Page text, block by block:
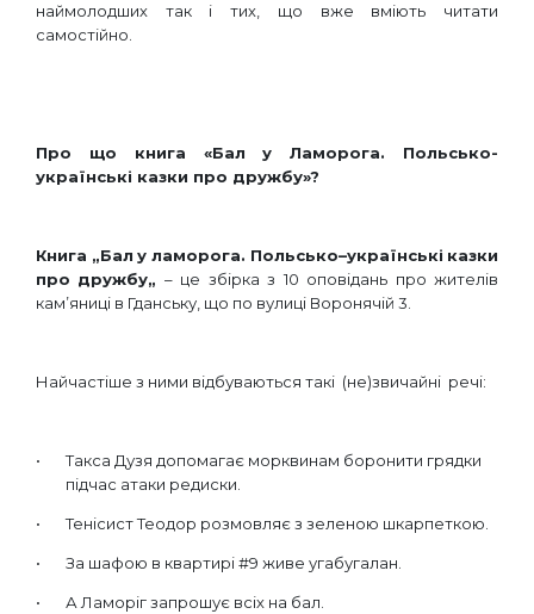
наймолодших так і тих, що вже вміють читати
самостійно.
Про що книга «Бал у Ламорога. Польсько-
українські казки про дружбу»?
Книга „Бал у ламорога. Польсько–українські казки
про дружбу„ – це збірка з 10 оповідань про жителів
кам’яниці в Гданську, що по вулиці Воронячій 3.
Найчастіше з ними відбуваються такі (не)звичайні речі:
Такса Дузя допомагає морквинам боронити грядки
підчас атаки редиски.
Тенісист Теодор розмовляє з зеленою шкарпеткою.
За шафою в квартирі #9 живе угабугалан.
А Ламоріг запрошує всіх на бал.